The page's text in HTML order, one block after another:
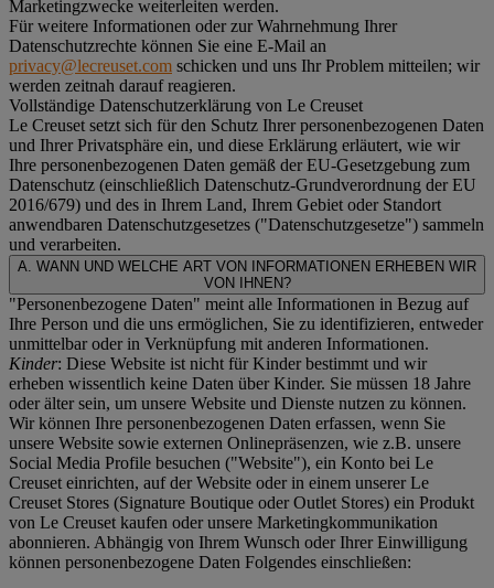
Marketingzwecke weiterleiten werden.
Für weitere Informationen oder zur Wahrnehmung Ihrer
Datenschutzrechte können Sie eine E-Mail an
privacy@lecreuset.com schicken und uns Ihr Problem mitteilen; wir
werden zeitnah darauf reagieren.
Vollständige Datenschutzerklärung von Le Creuset
Le Creuset setzt sich für den Schutz Ihrer personenbezogenen Daten
und Ihrer Privatsphäre ein, und diese Erklärung erläutert, wie wir
Ihre personenbezogenen Daten gemäß der EU-Gesetzgebung zum
Datenschutz (einschließlich Datenschutz-Grundverordnung der EU
2016/679) und des in Ihrem Land, Ihrem Gebiet oder Standort
anwendbaren Datenschutzgesetzes ("Datenschutzgesetze") sammeln
und verarbeiten.
A. WANN UND WELCHE ART VON INFORMATIONEN ERHEBEN WIR
VON IHNEN?
"Personenbezogene Daten" meint alle Informationen in Bezug auf
Ihre Person und die uns ermöglichen, Sie zu identifizieren, entweder
unmittelbar oder in Verknüpfung mit anderen Informationen.
Kinder: Diese Website ist nicht für Kinder bestimmt und wir
erheben wissentlich keine Daten über Kinder. Sie müssen 18 Jahre
oder älter sein, um unsere Website und Dienste nutzen zu können.
Wir können Ihre personenbezogenen Daten erfassen, wenn Sie
unsere Website sowie externen Onlinepräsenzen, wie z.B. unsere
Social Media Profile besuchen ("Website"), ein Konto bei Le
Creuset einrichten, auf der Website oder in einem unserer Le
Creuset Stores (Signature Boutique oder Outlet Stores) ein Produkt
von Le Creuset kaufen oder unsere Marketingkommunikation
abonnieren. Abhängig von Ihrem Wunsch oder Ihrer Einwilligung
können personenbezogene Daten Folgendes einschließen: